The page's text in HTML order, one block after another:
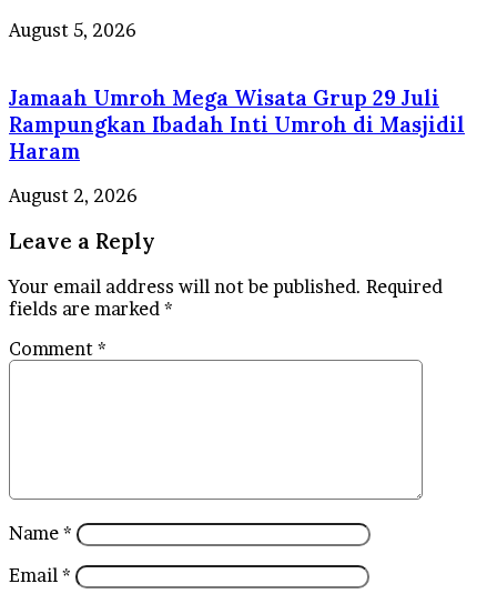
August 5, 2026
Jamaah Umroh Mega Wisata Grup 29 Juli
Rampungkan Ibadah Inti Umroh di Masjidil
Haram
August 2, 2026
Leave a Reply
Your email address will not be published. Required
fields are marked *
Comment *
Name *
Email *